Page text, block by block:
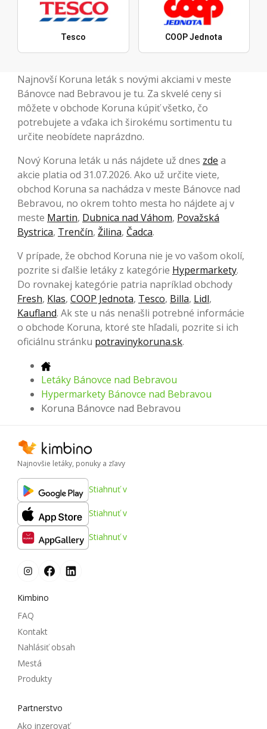
Tesco COOP Jednota
Najnovší Koruna leták s novými akciami v meste
Bánovce nad Bebravou je tu. Za skvelé ceny si
môžete v obchode Koruna kúpiť všetko, čo
potrebujete a vďaka ich širokému sortimentu tu
určite neobídete naprázdno.
Nový Koruna leták u nás nájdete už dnes zde a
akcie platia od 31.07.2026. Ako už určite viete,
obchod Koruna sa nachádza v meste Bánovce nad
Bebravou, no okrem tohto mesta ho nájdete aj v
meste Martin, Dubnica nad Váhom, Považská
Bystrica, Trenčín, Žilina, Čadca.
V prípade, že obchod Koruna nie je vo vašom okolí,
pozrite si ďalšie letáky z kategórie Hypermarkety.
Do rovnakej kategórie patria napríklad obchody
Fresh, Klas, COOP Jednota, Tesco, Billa, Lidl,
Kaufland. Ak ste u nás nenašli potrebné informácie
o obchode Koruna, ktoré ste hľadali, pozrite si ich
oficiálnu stránku potravinykoruna.sk.
Letáky Bánovce nad Bebravou
Hypermarkety Bánovce nad Bebravou
Koruna Bánovce nad Bebravou
Najnovšie letáky, ponuky a zľavy
Stiahnuť v
Stiahnuť v
Stiahnuť v
Kimbino
FAQ
Kontakt
Nahlásiť obsah
Mestá
Produkty
Partnerstvo
Ako inzerovať